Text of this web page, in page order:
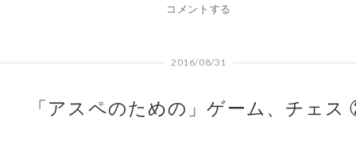
コメントする
2016/08/31
「アスペのための」ゲーム、チェ